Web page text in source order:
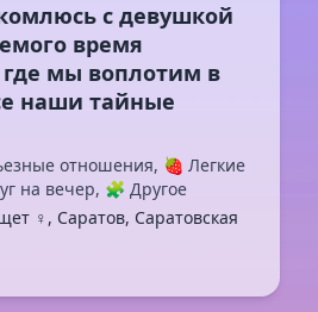
с девушкой
время
мы воплотим в
наши тайные
отношения, 🍓 Легкие
на вечер, 🧩 Другое
♀️, Саратов, Саратовская